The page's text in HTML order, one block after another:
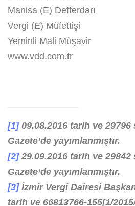
Manisa (E) Defterdarı
Vergi (E) Müfettişi
Yeminli Mali Müşavir
www.vdd.com.tr
[1]09.08.2016 tarih ve 29796
Gazete’de yayımlanmıştır.
[2]29.09.2016 tarih ve 29842
Gazete’de yayımlanmıştır.
[3] İzmir Vergi Dairesi
tarih ve 66813766-155[1/